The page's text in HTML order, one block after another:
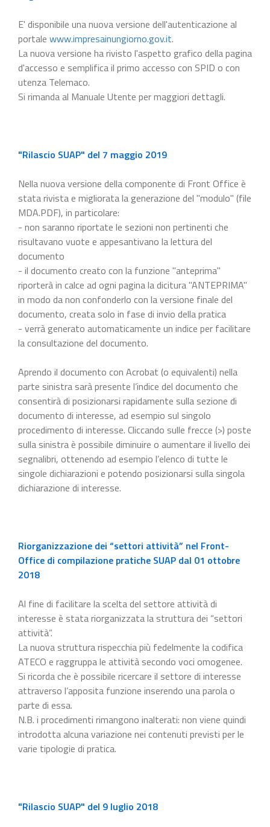
E' disponibile una nuova versione dell'autenticazione al
portale www.impresainungiorno.gov.it.
La nuova versione ha rivisto l'aspetto grafico della pagina
d'accesso e semplifica il primo accesso con SPID o con
utenza Telemaco.
Si rimanda al Manuale Utente per maggiori dettagli.
"Rilascio SUAP" del 7 maggio 2019
Nella nuova versione della componente di Front Office è
stata rivista e migliorata la generazione del "modulo" (file
MDA.PDF), in particolare:
- non saranno riportate le sezioni non pertinenti che
risultavano vuote e appesantivano la lettura del
documento
- il documento creato con la funzione "anteprima"
riporterà in calce ad ogni pagina la dicitura "ANTEPRIMA"
in modo da non confonderlo con la versione finale del
documento, creata solo in fase di invio della pratica
- verrà generato automaticamente un indice per facilitare
la consultazione del documento.
Aprendo il documento con Acrobat (o equivalenti) nella
parte sinistra sarà presente l’indice del documento che
consentirà di posizionarsi rapidamente sulla sezione di
documento di interesse, ad esempio sul singolo
procedimento di interesse. Cliccando sulle frecce (>) poste
sulla sinistra è possibile diminuire o aumentare il livello dei
segnalibri, ottenendo ad esempio l’elenco di tutte le
singole dichiarazioni e potendo posizionarsi sulla singola
dichiarazione di interesse.
Riorganizzazione dei “settori attività” nel Front-
Office di compilazione pratiche SUAP dal 01 ottobre
2018
Al fine di facilitare la scelta del settore attività di
interesse è stata riorganizzata la struttura dei “settori
attività”.
La nuova struttura rispecchia più fedelmente la codifica
ATECO e raggruppa le attività secondo voci omogenee.
Si ricorda che è possibile ricercare il settore di interesse
attraverso l’apposita funzione inserendo una parola o
parte di essa.
N.B. i procedimenti rimangono inalterati: non viene quindi
introdotta alcuna variazione nei contenuti previsti per le
varie tipologie di pratica.
"Rilascio SUAP" del 9 luglio 2018